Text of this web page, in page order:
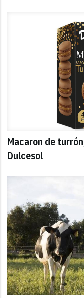
Macaron de
Dulcesol